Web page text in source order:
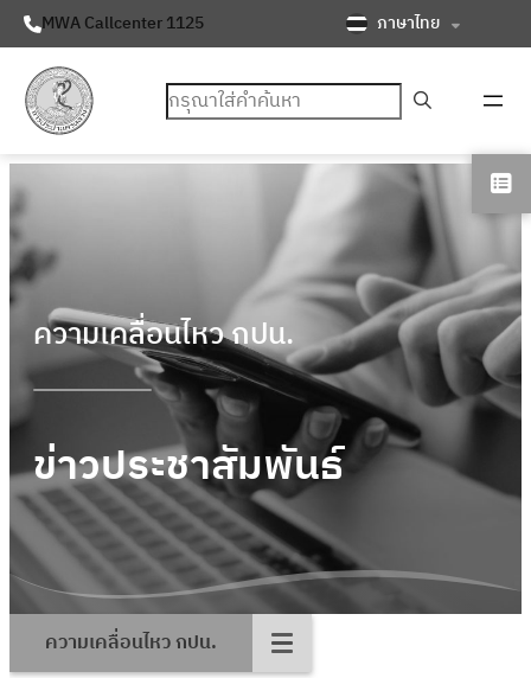
MWA Callcenter 1125 ภาษาไทย
ค้นหา
ความเคลื่อนไหว กปน.
ข่าวประชาสัมพันธ์
ความเคลื่อนไหว กปน.